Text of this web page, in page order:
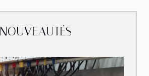
NOUVEAUTÉS